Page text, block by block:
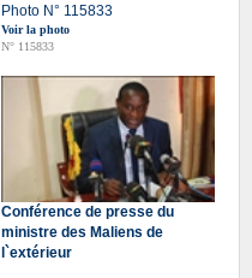
Photo N° 115833
Voir la photo
N° 115833
Conférence de presse du
ministre des Maliens de
l`extérieur